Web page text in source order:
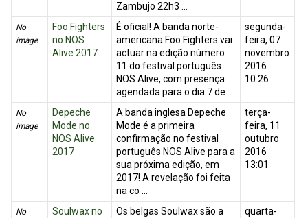
Zambujo 22h3 ...
No
image
Foo Fighters
no NOS
Alive 2017
É oficial! A banda norte-
americana Foo Fighters vai
actuar na edição número
11 do festival português
NOS Alive, com presença
agendada para o dia 7 de ...
segunda-
feira, 07
novembro
2016
10:26
No
image
Depeche
Mode no
NOS Alive
2017
A banda inglesa Depeche
Mode é a primeira
confirmação no festival
português NOS Alive para a
sua próxima edição, em
2017! A revelação foi feita
na co ...
terça-
feira, 11
outubro
2016
13:01
No
Soulwax no
Os belgas Soulwax são a
quarta-